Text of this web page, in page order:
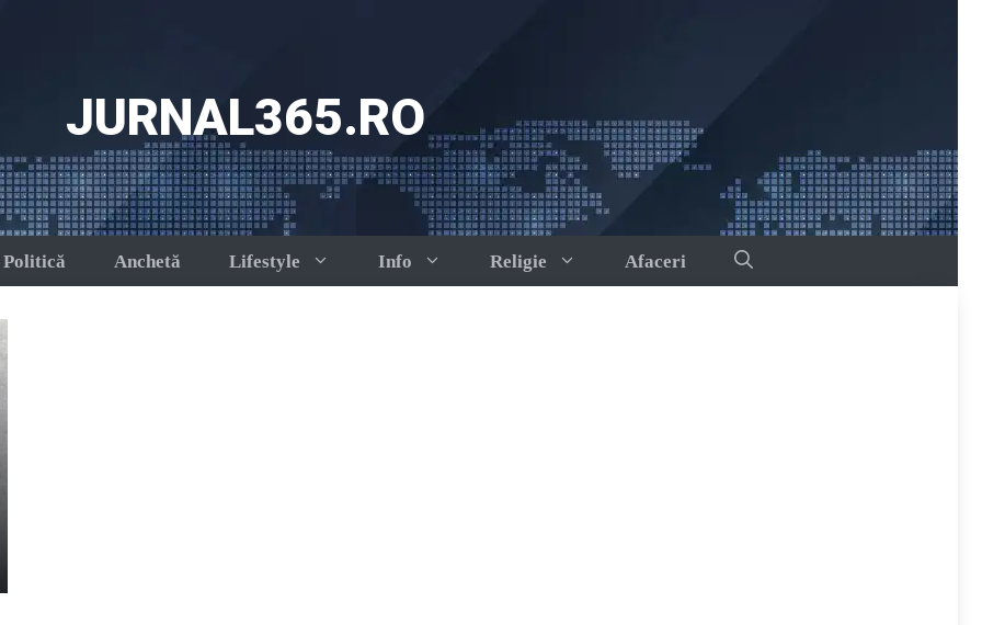
JURNAL365.RO
Politică Anchetă Lifestyle Info Religie Afaceri